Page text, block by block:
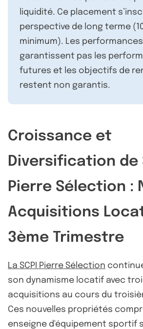
liquidité. Ce placement
perspective de long terme
minimum). Les
garantissent pas les
futures et les objectifs de
restent non garantis.
Croissance et
Diversification de
Pierre Sélection :
Acquisitions
3ème Trimestre
La SCPI Pierre Sélection
son dynamisme locatif avec
acquisitions au cours du
Ces nouvelles propriétés
enseigne d'équipement sportif